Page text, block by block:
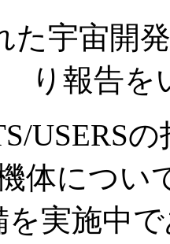
た宇宙開
り報告を
USERS
体につい
を実施中